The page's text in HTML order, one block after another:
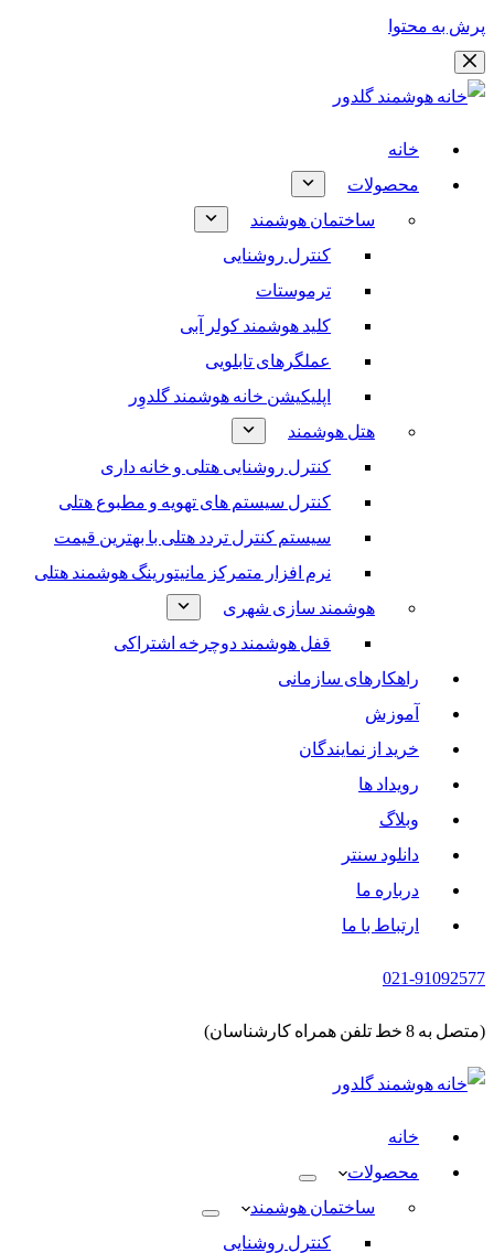
پرش به محتوا
خانه
محصولات
ساختمان هوشمند
کنترل روشنایی
ترموستات
کلید هوشمند کولر آبی
عملگرهای تابلویی
اپلیکیشن خانه هوشمند گلدوِر
هتل هوشمند
کنترل روشنایی هتلی و خانه داری
کنترل سیستم های تهویه و مطبوع هتلی
سیستم کنترل تردد هتلی با بهترین قیمت
نرم افزار متمرکز مانیتورینگ هوشمند هتلی
هوشمند سازی شهری
قفل هوشمند دوچرخه اشتراکی
راهکارهای سازمانی
آموزش
خرید از نمایندگان
رویداد ها
وبلاگ
دانلود سنتر
درباره ما
ارتباط با ما
021-91092577
(متصل به 8 خط تلفن همراه کارشناسان)
خانه
محصولات
ساختمان هوشمند
کنترل روشنایی